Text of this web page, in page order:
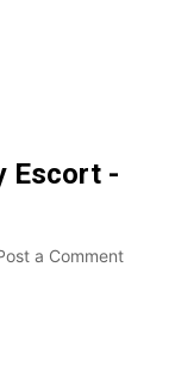
Escort -
a Comment